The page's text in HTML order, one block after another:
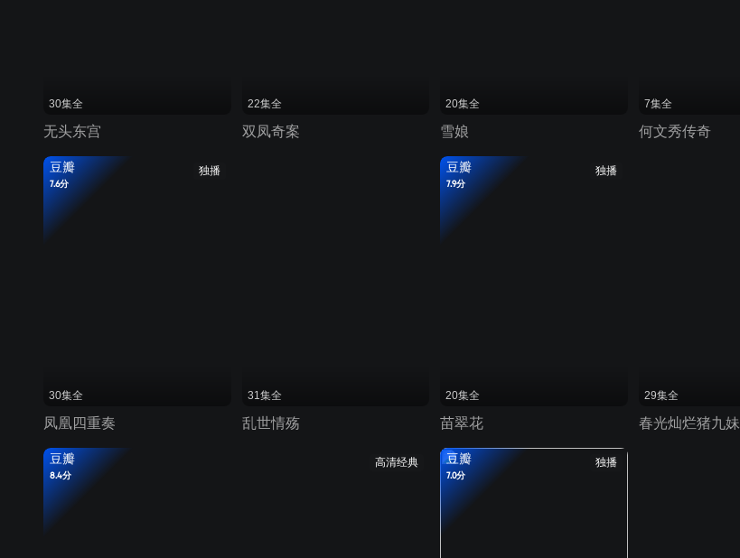
30集全
无头东宫
22集全
双凤奇案
20集全
雪娘
7集全
何文秀传奇
独播
豆瓣
7.6分
30集全
凤凰四重奏
31集全
乱世情殇
独播
豆瓣
7.9分
20集全
苗翠花
29集全
春光灿烂猪九妹
豆瓣
8.4分
高清经典 独播
豆瓣
7.0分